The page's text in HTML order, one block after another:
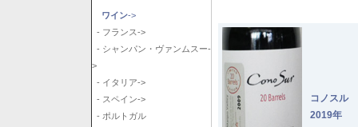
ワイン->
- フランス->
- シャンパン・ヴァンムスー-
>
- イタリア->
- スペイン->
- ポルトガル
コノスル
2019年